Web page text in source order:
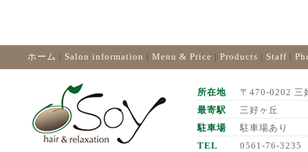
ホーム | Salon information | Menu & Price | Products | Staff |
所在地
〒470-0202 三
最寄駅
三好ヶ丘
駐車場
駐車場あり
TEL
0561-76-3235